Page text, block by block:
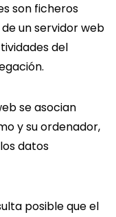
son ficheros
un servidor web
del
se asocian
y su ordenador,
datos
posible que el